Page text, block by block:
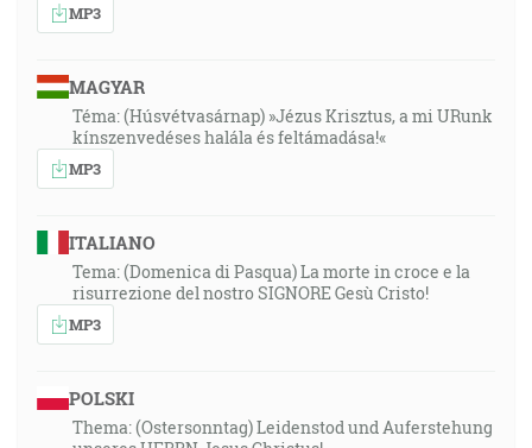
MP3
MAGYAR
Téma: (Húsvétvasárnap) »Jézus Krisztus, a mi URunk
kínszenvedéses halála és feltámadása!«
MP3
ITALIANO
Tema: (Domenica di Pasqua) La morte in croce e la
risurrezione del nostro SIGNORE Gesù Cristo!
MP3
POLSKI
Thema: (Ostersonntag) Leidenstod und Auferstehung